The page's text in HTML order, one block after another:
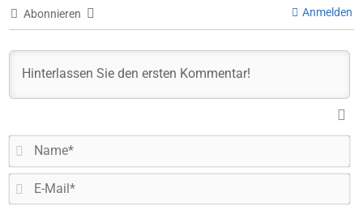
Abonnieren Anmelden
E-